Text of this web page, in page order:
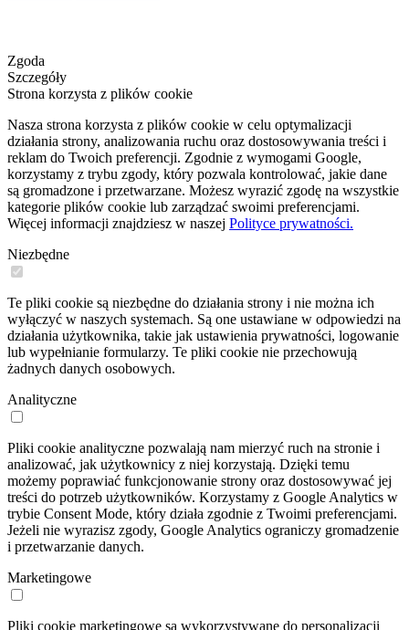
Zgoda
Szczegóły
Strona korzysta z plików cookie
Nasza strona korzysta z plików cookie w celu optymalizacji
działania strony, analizowania ruchu oraz dostosowywania treści i
reklam do Twoich preferencji. Zgodnie z wymogami Google,
korzystamy z trybu zgody, który pozwala kontrolować, jakie dane
są gromadzone i przetwarzane. Możesz wyrazić zgodę na wszystkie
kategorie plików cookie lub zarządzać swoimi preferencjami.
Więcej informacji znajdziesz w naszej Polityce prywatności.
Niezbędne
Te pliki cookie są niezbędne do działania strony i nie można ich
wyłączyć w naszych systemach. Są one ustawiane w odpowiedzi na
działania użytkownika, takie jak ustawienia prywatności, logowanie
lub wypełnianie formularzy. Te pliki cookie nie przechowują
żadnych danych osobowych.
Analityczne
Pliki cookie analityczne pozwalają nam mierzyć ruch na stronie i
analizować, jak użytkownicy z niej korzystają. Dzięki temu
możemy poprawiać funkcjonowanie strony oraz dostosowywać jej
treści do potrzeb użytkowników. Korzystamy z Google Analytics w
trybie Consent Mode, który działa zgodnie z Twoimi preferencjami.
Jeżeli nie wyrazisz zgody, Google Analytics ograniczy gromadzenie
i przetwarzanie danych.
Marketingowe
Pliki cookie marketingowe są wykorzystywane do personalizacji